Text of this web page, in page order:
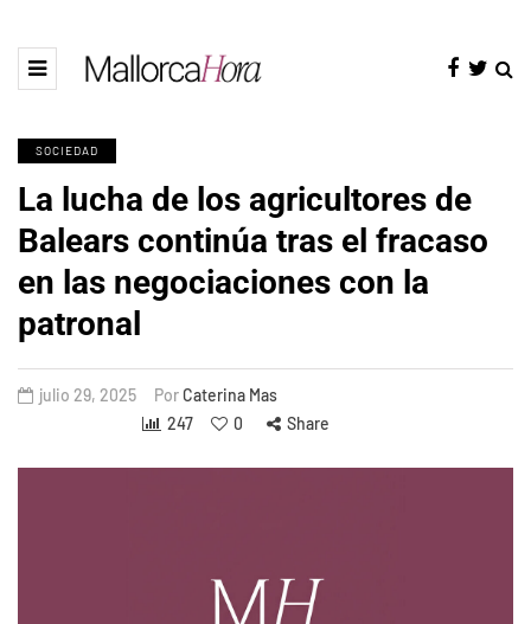
SOCIEDAD
La lucha de los agricultores de
Balears continúa tras el fracaso
en las negociaciones con la
patronal
julio 29, 2025 PorCaterina Mas
247
0 Share